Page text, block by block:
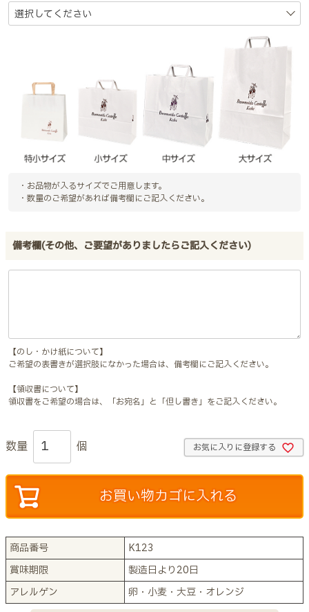
・お品物が入るサイズでご用意します。
・数量のご希望があれば備考欄にご記入ください。
備考欄(その他、ご要望がありましたらご記入ください)
【のし・かけ紙について】
ご希望の表書きが選択肢になかった場合は、備考欄にご記入ください。
【領収書について】
領収書をご希望の場合は、「お宛名」と「但し書き」をご記入ください。
お気に入りに登録する
お買い物カゴに入れる
商品番号
K123
賞味期限
製造日より20日
アレルゲン
卵・小麦・大豆・オレンジ